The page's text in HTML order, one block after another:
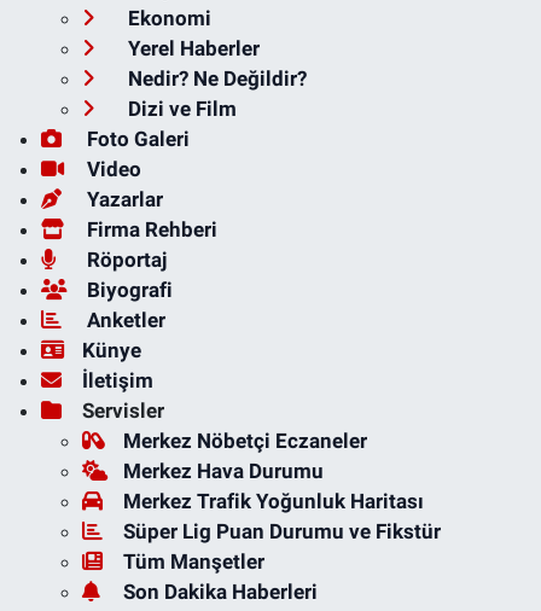
Ekonomi
Yerel Haberler
Nedir? Ne Değildir?
Dizi ve Film
Foto Galeri
Video
Yazarlar
Firma Rehberi
Röportaj
Biyografi
Anketler
Künye
İletişim
Servisler
Merkez Nöbetçi Eczaneler
Merkez Hava Durumu
Merkez Trafik Yoğunluk Haritası
Süper Lig Puan Durumu ve Fikstür
Tüm Manşetler
Son Dakika Haberleri